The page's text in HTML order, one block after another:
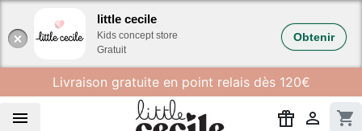
little cecile
Kids concept store
Gratuit
Obtenir
Livraison gratuite en point relais dès 120€
  shopping_cart